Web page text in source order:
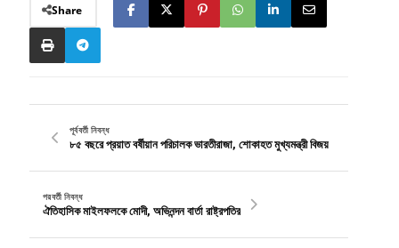
Share
পূর্ববর্তী নিবন্ধ
৮৫ বছরে প্রয়াত বর্ষীয়ান পরিচালক ভারতীরাজা, শোকাহত মুখ্যমন্ত্রী বিজয়
পরবর্তী নিবন্ধ
ঐতিহাসিক মাইলফলকে মোদী, অভিনন্দন বার্তা রাষ্ট্রপতির